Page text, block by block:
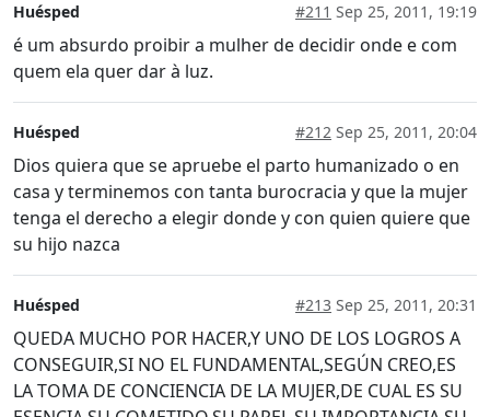
Huésped #211 Sep 25, 2011, 19:19
é um absurdo proibir a mulher de decidir onde e com
quem ela quer dar à luz.
Huésped #212 Sep 25, 2011, 20:04
Dios quiera que se apruebe el parto humanizado o en
casa y terminemos con tanta burocracia y que la mujer
tenga el derecho a elegir donde y con quien quiere que
su hijo nazca
Huésped #213 Sep 25, 2011, 20:31
QUEDA MUCHO POR HACER,Y UNO DE LOS LOGROS A
CONSEGUIR,SI NO EL FUNDAMENTAL,SEGÚN CREO,ES
LA TOMA DE CONCIENCIA DE LA MUJER,DE CUAL ES SU